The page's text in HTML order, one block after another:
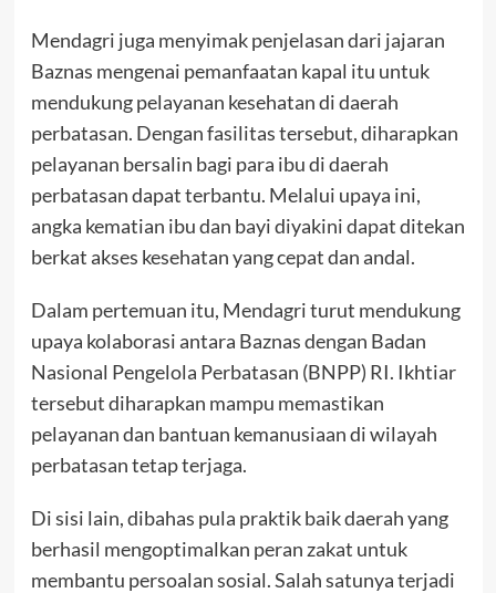
Mendagri juga menyimak penjelasan dari jajaran
Baznas mengenai pemanfaatan kapal itu untuk
mendukung pelayanan kesehatan di daerah
perbatasan. Dengan fasilitas tersebut, diharapkan
pelayanan bersalin bagi para ibu di daerah
perbatasan dapat terbantu. Melalui upaya ini,
angka kematian ibu dan bayi diyakini dapat ditekan
berkat akses kesehatan yang cepat dan andal.
Dalam pertemuan itu, Mendagri turut mendukung
upaya kolaborasi antara Baznas dengan Badan
Nasional Pengelola Perbatasan (BNPP) RI. Ikhtiar
tersebut diharapkan mampu memastikan
pelayanan dan bantuan kemanusiaan di wilayah
perbatasan tetap terjaga.
Di sisi lain, dibahas pula praktik baik daerah yang
berhasil mengoptimalkan peran zakat untuk
membantu persoalan sosial. Salah satunya terjadi